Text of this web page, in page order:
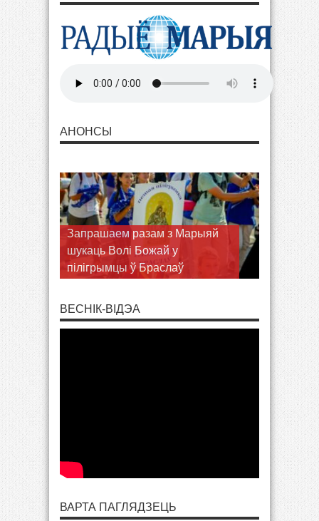
АНОНСЫ
Запрашаем разам з Марыяй
шукаць Волі Божай у
пілігрымцы ў Браслаў
ВЕСНІК-ВІДЭА
ВАРТА ПАГЛЯДЗЕЦЬ